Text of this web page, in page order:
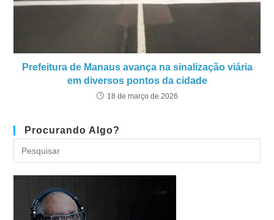
Prefeitura de Manaus avança na sinalização viária
em diversos pontos da cidade
18 de março de 2026
Procurando Algo?